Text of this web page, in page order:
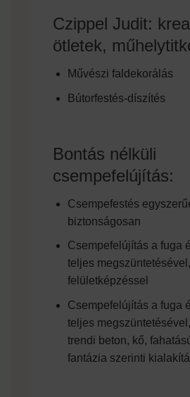
Czippel Judit:
ötletek,
Művészi faldekorálás
Bútorfestés-díszítés
Bontás nélküli
csempefelújítás:
Csempefestés
biztonságosan
Csempefelújítás a fuga
teljes
felületképzéssel
Csempefelújítás a fuga
teljes
trendi beton, kő,
fantázia szerinti